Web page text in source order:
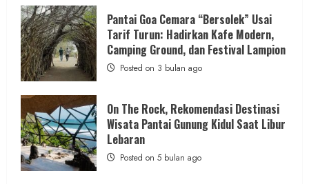
Berita Olahraga
458 Atlet dari Tujuh Provinsi Meramaikan
Kejuaraan Sepatu Roda Bupati
Gunungkidul Cup III di Pantai Sepanjang
admin Posted on 14 jam ago
3 MIN READ
ON
THE
ROCK
Gunungkidul
Hadirkan
Konsep
Baru,
Padukan
Keindahan
Alam
dan
Wisata
Kekinian
Pantai Goa Cemara “Bersolek” Usai
Tarif Turun: Hadirkan Kafe Modern,
Camping Ground, dan Festival Lampion
Posted on 3 bulan ago
On The Rock, Rekomendasi Destinasi
Wisata Pantai Gunung Kidul Saat Libur
Lebaran
Posted on 5 bulan ago